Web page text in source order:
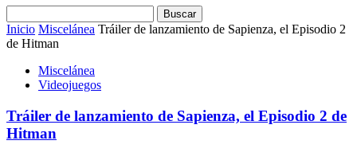
Inicio Miscelánea Tráiler de lanzamiento de Sapienza, el Episodio 2
de Hitman
Miscelánea
Videojuegos
Tráiler de lanzamiento de Sapienza, el Episodio 2 de
Hitman